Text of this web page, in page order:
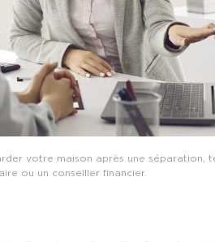
votre maison après une séparation,
ou un conseiller financier.